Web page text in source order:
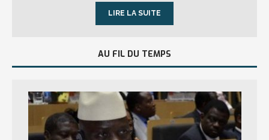
LIRE LA SUITE
AU FIL DU TEMPS